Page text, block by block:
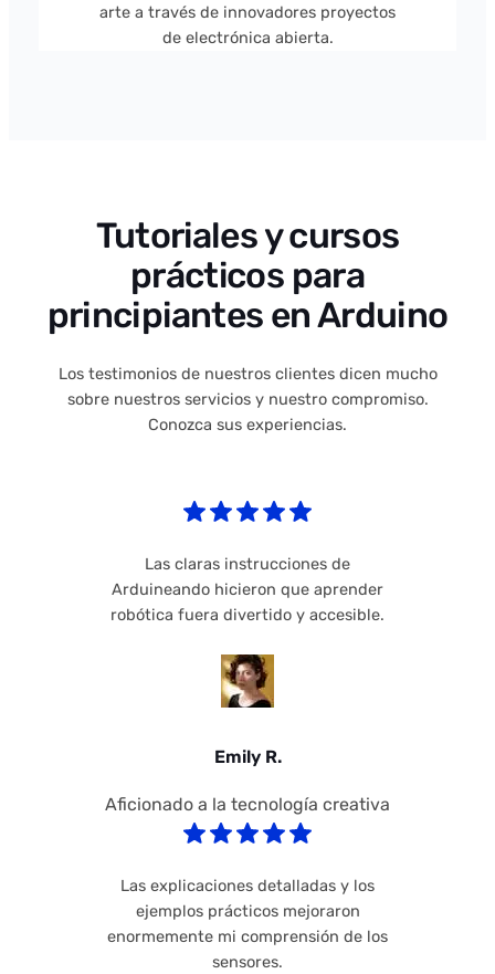
arte a través de innovadores proyectos
de electrónica abierta.
Tutoriales y cursos
prácticos para
principiantes en Arduino
Los testimonios de nuestros clientes dicen mucho
sobre nuestros servicios y nuestro compromiso.
Conozca sus experiencias.
Las claras instrucciones de
Arduineando hicieron que aprender
robótica fuera divertido y accesible.
Emily R.
Aficionado a la tecnología creativa
Las explicaciones detalladas y los
ejemplos prácticos mejoraron
enormemente mi comprensión de los
sensores.